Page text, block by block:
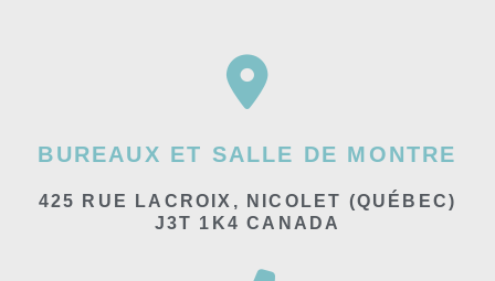
BUREAUX ET SALLE DE MONTRE
425 RUE LACROIX, NICOLET (QUÉBEC)
J3T 1K4 CANADA